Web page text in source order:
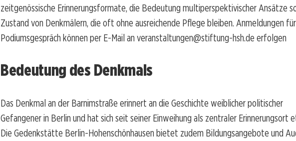
zeitgenössische Erinnerungsformate, die Bedeutung multiperspektivischer Ansätze
Zustand von Denkmälern, die oft ohne ausreichende Pflege bleiben. Anmeldungen
Podiumsgespräch können per E-Mail an veranstaltungen@stiftung-hsh.de erfolgen
Bedeutung des Denkmals
Das Denkmal an der Barnimstraße erinnert an die Geschichte weiblicher politischer
Gefangener in Berlin und hat sich seit seiner Einweihung als zentraler Erinnerungsort
Die Gedenkstätte Berlin-Hohenschönhausen bietet zudem Bildungsangebote und